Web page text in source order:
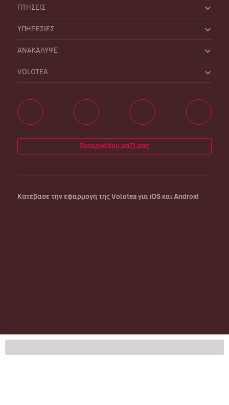
ΠΤΗΣΕΙΣ
ΥΠΗΡΕΣΙΕΣ
ΑΝΑΚΑΛΥΨΕ
VOLOTEA
Συνεργάσου μαζί μας
Κατέβασε την εφαρμογή της Volotea για iOS και Android